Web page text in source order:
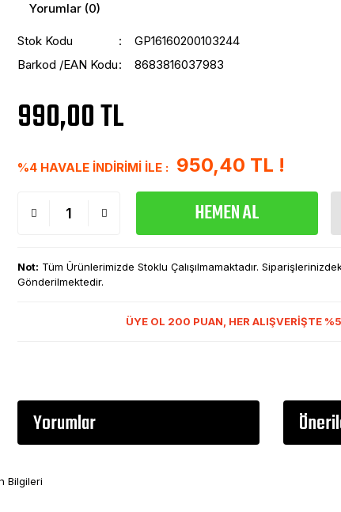
Yorumlar (0)
Stok Kodu
GP16160200103244
Barkod /EAN Kodu
8683816037983
990,00 TL
%4 HAVALE İNDİRİMİ İLE : 950,40 TL !
HEMEN AL
Not: Tüm Ürünlerimizde Stoklu Çalışılmamaktadır.
Gönderilmektedir.
ÜYE OL 200 PUAN, HER ALIŞVERİŞTE
Yorumlar